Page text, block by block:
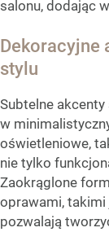
salonu, dodając
Dekoracyjne
stylu
Subtelne
w
oświetleniowe,
nie tylko
Zaokrąglone
oprawami, takimi
pozwalają